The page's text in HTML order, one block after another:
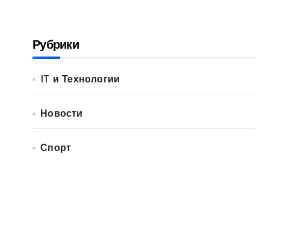
Рубрики
IT и Технологии
Новости
Спорт